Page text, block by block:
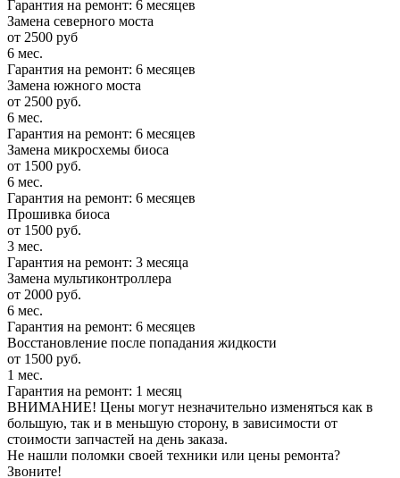
Гарантия на ремонт: 6 месяцев
Замена северного моста
от 2500 руб
6 мес.
Гарантия на ремонт: 6 месяцев
Замена южного моста
от 2500 руб.
6 мес.
Гарантия на ремонт: 6 месяцев
Замена микросхемы биоса
от 1500 руб.
6 мес.
Гарантия на ремонт: 6 месяцев
Прошивка биоса
от 1500 руб.
3 мес.
Гарантия на ремонт: 3 месяца
Замена мультиконтроллера
от 2000 руб.
6 мес.
Гарантия на ремонт: 6 месяцев
Восстановление после попадания жидкости
от 1500 руб.
1 мес.
Гарантия на ремонт: 1 месяц
ВНИМАНИЕ! Цены могут незначительно изменяться как в
большую, так и в меньшую сторону, в зависимости от
стоимости запчастей на день заказа.
Не нашли поломки своей техники или цены ремонта?
Звоните!